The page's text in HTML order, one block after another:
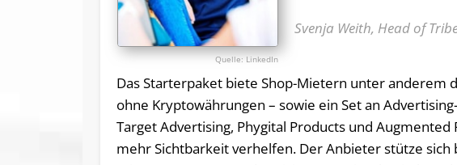
LinkedIn
Svenja Weith, Head of
Das Starterpaket biete Shop-Mietern unter anderem
ohne Kryptowährungen – sowie ein Set an
Target Advertising, Phygital Products und
mehr Sichtbarkeit verhelfen. Der Anbieter stütze